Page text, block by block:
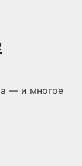
— и многое